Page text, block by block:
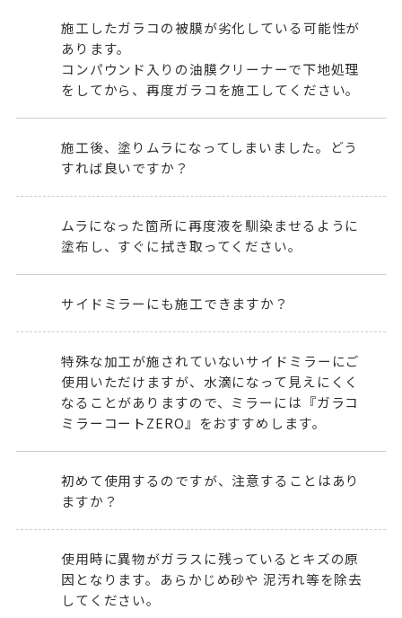
施工したガラコの被膜が劣化している可能性が
あります。
コンパウンド入りの油膜クリーナーで下地処理
をしてから、再度ガラコを施工してください。
施工後、塗りムラになってしまいました。どう
すれば良いですか？
ムラになった箇所に再度液を馴染ませるように
塗布し、すぐに拭き取ってください。
サイドミラーにも施工できますか？
特殊な加工が施されていないサイドミラーにご
使用いただけますが、水滴になって見えにくく
なることがありますので、ミラーには『ガラコ
ミラーコートZERO 』をおすすめします。
初めて使用するのですが、注意することはあり
ますか？
使用時に異物がガラスに残っているとキズの原
因となります。あらかじめ砂や 泥汚れ等を除去
してください。